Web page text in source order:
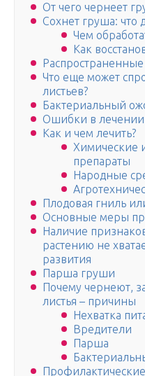
От чего чернеет
Сохнет груша: что
Чем
Как
Что еще может
листьев?
Бактериальный
Ошибки в лечении
Как и чем лечить?
Химические
препараты
Народные
Плодовая гниль
Основные меры
Наличие
растению не
развития
Парша груши
Почему чернеют,
листья – причины
Нехватка
Вредители
Парша